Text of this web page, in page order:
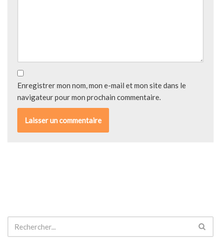
Enregistrer mon nom, mon e-mail et mon site dans le
navigateur pour mon prochain commentaire.